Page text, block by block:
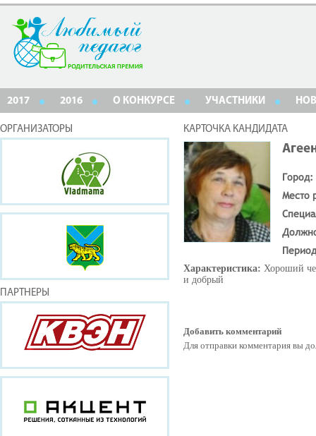
2017 2016 О КОНКУРСЕ УЧАСТНИКИ
ОРГАНИЗАТОРЫ
ПАРТНЕРЫ
КАРТОЧКА КАНДИДАТА
Город:
Место
Характеристика: Хороший
и добрый
Добавить комментарий
Для отправки комментария вы